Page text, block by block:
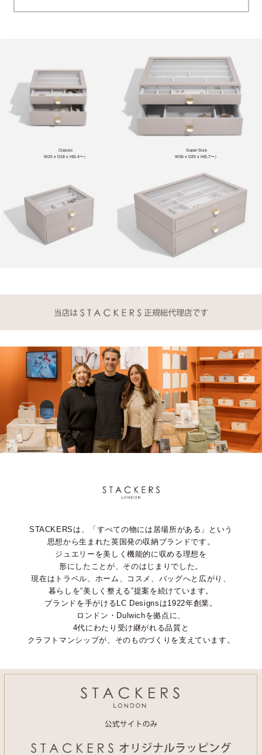
Classic
W25 x D18 x H(5.4〜）
Super Size
W36 x D25 x H(5.7〜）
STACKERSは、「すべての物には居場所がある」という
思想から生まれた英国発の収納ブランドです。
ジュエリーを美しく機能的に収める理想を
形にしたことが、そのはじまりでした。
現在はトラベル、ホーム、コスメ、バッグへと広がり、
暮らしを“美しく整える”提案を続けています。
ブランドを手がけるLC Designsは1922年創業。
ロンドン・Dulwichを拠点に、
4代にわたり受け継がれる品質と
クラフトマンシップが、そのものづくりを支えています。